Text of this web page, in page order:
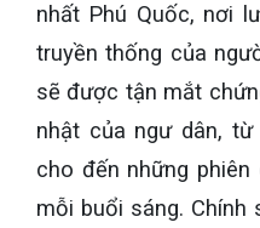
nhất Phú Quốc, nơi
truyền thống của
sẽ được tận mắt
nhật của ngư dân,
cho đến những
mỗi buổi sáng. Chính